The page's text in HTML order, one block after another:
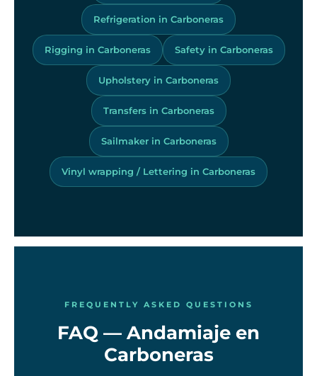
Refrigeration in Carboneras
Rigging in Carboneras Safety in Carboneras
Upholstery in Carboneras
Transfers in Carboneras
Sailmaker in Carboneras
Vinyl wrapping / Lettering in Carboneras
FREQUENTLY ASKED QUESTIONS
FAQ — Andamiaje en
Carboneras